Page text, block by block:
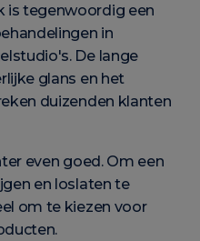
is tegenwoordig een
in
De lange
glans en het
duizenden klanten
even goed. Om een
en loslaten te
om te kiezen voor